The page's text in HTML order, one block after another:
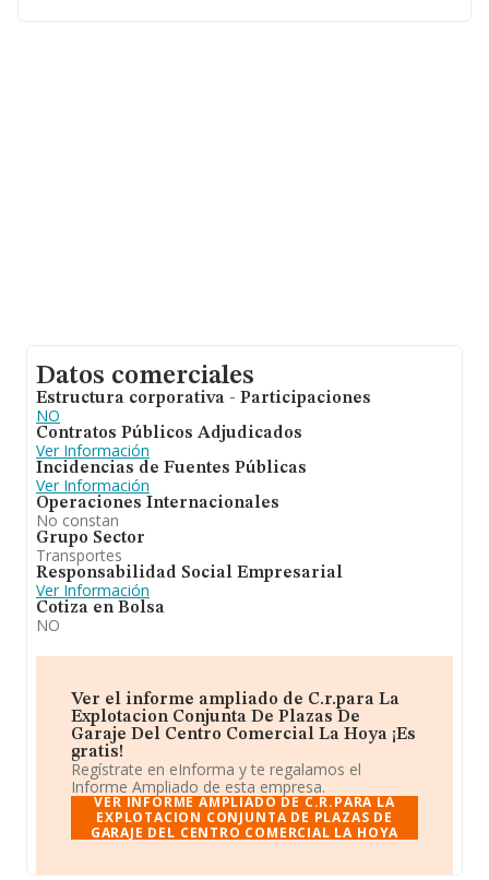
Datos comerciales
Estructura corporativa - Participaciones
NO
Contratos Públicos Adjudicados
Ver Información
Incidencias de Fuentes Públicas
Ver Información
Operaciones Internacionales
No constan
Grupo Sector
Transportes
Responsabilidad Social Empresarial
Ver Información
Cotiza en Bolsa
NO
Ver el informe ampliado de C.r.para La
Explotacion Conjunta De Plazas De
Garaje Del Centro Comercial La Hoya ¡Es
gratis!
Regístrate en eInforma y te regalamos el
Informe Ampliado de esta empresa.
VER INFORME AMPLIADO DE C.R.PARA LA
EXPLOTACION CONJUNTA DE PLAZAS DE
GARAJE DEL CENTRO COMERCIAL LA HOYA